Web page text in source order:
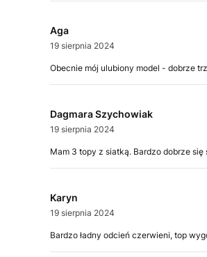
Aga
19 sierpnia 2024
Obecnie mój ulubiony model - dobrze
Dagmara Szychowiak
19 sierpnia 2024
Mam 3 topy z siatką. Bardzo dobrze
Karyn
19 sierpnia 2024
Bardzo ładny odcień czerwieni, top